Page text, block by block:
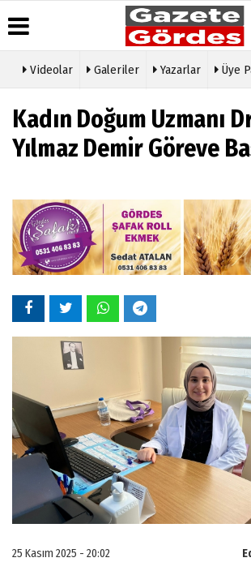
Haber
Gazete
Günün
Haberleri
Durumu
Gazete
Manşetleri
Biyografiler
Yazarları
Video
Galeri
Videolar Galeriler Yazarlar Üye
Kadın Doğum Uzmanı
Yılmaz Demir Göreve
25 Kasım 2025 - 20:02